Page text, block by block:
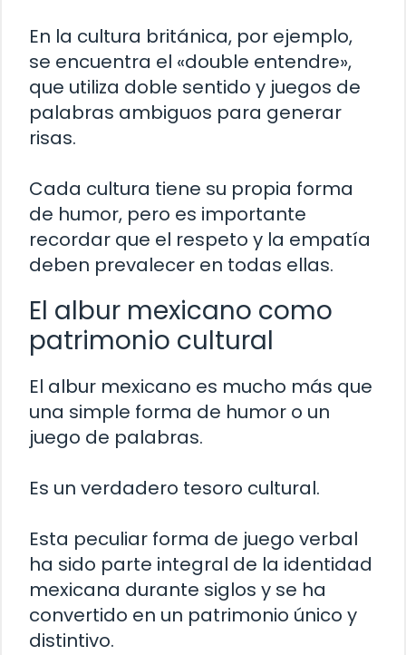
En la cultura británica, por ejemplo,
se encuentra el «double entendre»,
que utiliza doble sentido y juegos de
palabras ambiguos para generar
risas.
Cada cultura tiene su propia forma
de humor, pero es importante
recordar que el respeto y la empatía
deben prevalecer en todas ellas.
El albur mexicano como
patrimonio cultural
El albur mexicano es mucho más que
una simple forma de humor o un
juego de palabras.
Es un verdadero tesoro cultural.
Esta peculiar forma de juego verbal
ha sido parte integral de la identidad
mexicana durante siglos y se ha
convertido en un patrimonio único y
distintivo.